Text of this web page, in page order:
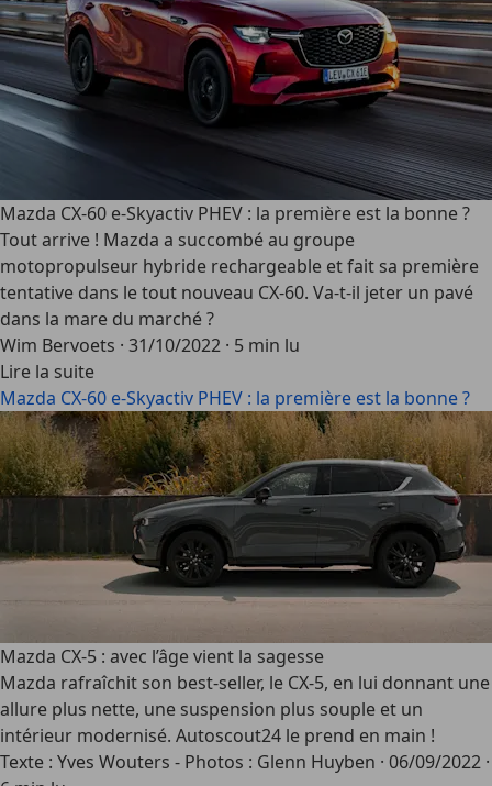
Mazda CX-60 e-Skyactiv PHEV : la première est la bonne ?
Tout arrive ! Mazda a succombé au groupe
motopropulseur hybride rechargeable et fait sa première
tentative dans le tout nouveau CX-60. Va-t-il jeter un pavé
dans la mare du marché ?
Wim Bervoets · 31/10/2022 · 5 min lu
Lire la suite
Mazda CX-60 e-Skyactiv PHEV : la première est la bonne ?
Mazda CX-5 : avec l’âge vient la sagesse
Mazda rafraîchit son best-seller, le CX-5, en lui donnant une
allure plus nette, une suspension plus souple et un
intérieur modernisé. Autoscout24 le prend en main !
Texte : Yves Wouters - Photos : Glenn Huyben · 06/09/2022 ·